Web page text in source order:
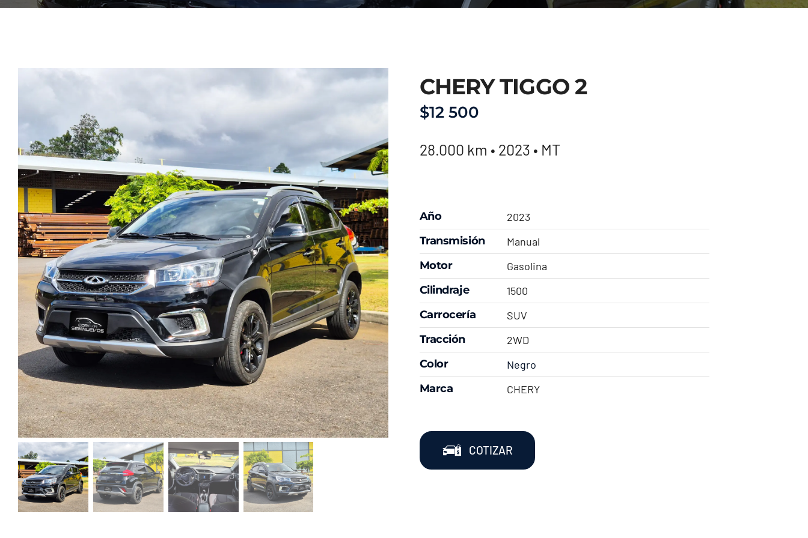
CHERY TIGGO 2
$12 500
28.000 km • 2023 • MT
Año
2023
Transmisión
Manual
Motor
Gasolina
Cilindraje
1500
Carrocería
SUV
Tracción
2WD
Color
Negro
Marca
CHERY
COTIZAR